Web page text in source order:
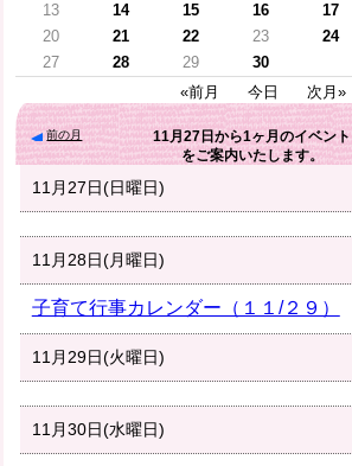
13
14 15 16 17
20
21 22 23 24
27
28 29
30
«前月
今日 次月»
前の月 11月27日から1ヶ月のイベント
をご案内いたします。
11月27日(日曜日)
11月28日(月曜日)
子育て行事カレンダー（１１/２９）
11月29日(火曜日)
11月30日(水曜日)